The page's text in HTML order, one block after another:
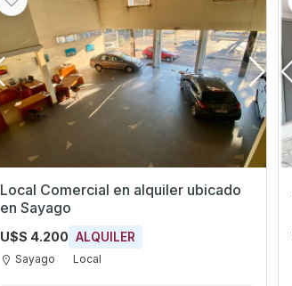
Local Comercial en alquiler ubicado
en Sayago
U$S 4.200 ALQUILER
Sayago Local